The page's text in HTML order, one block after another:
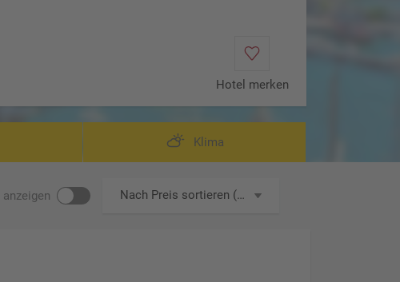
Hotel merken
Klima
anzeigen Nach Preis sortieren (aufsteigend)